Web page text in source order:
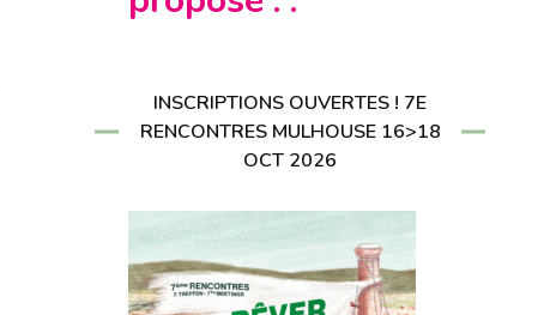
INSCRIPTIONS OUVERTES ! 7E
RENCONTRES MULHOUSE 16>18
OCT 2026